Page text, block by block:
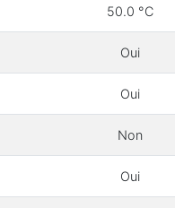
50.0 °C
Oui
Oui
Non
Oui